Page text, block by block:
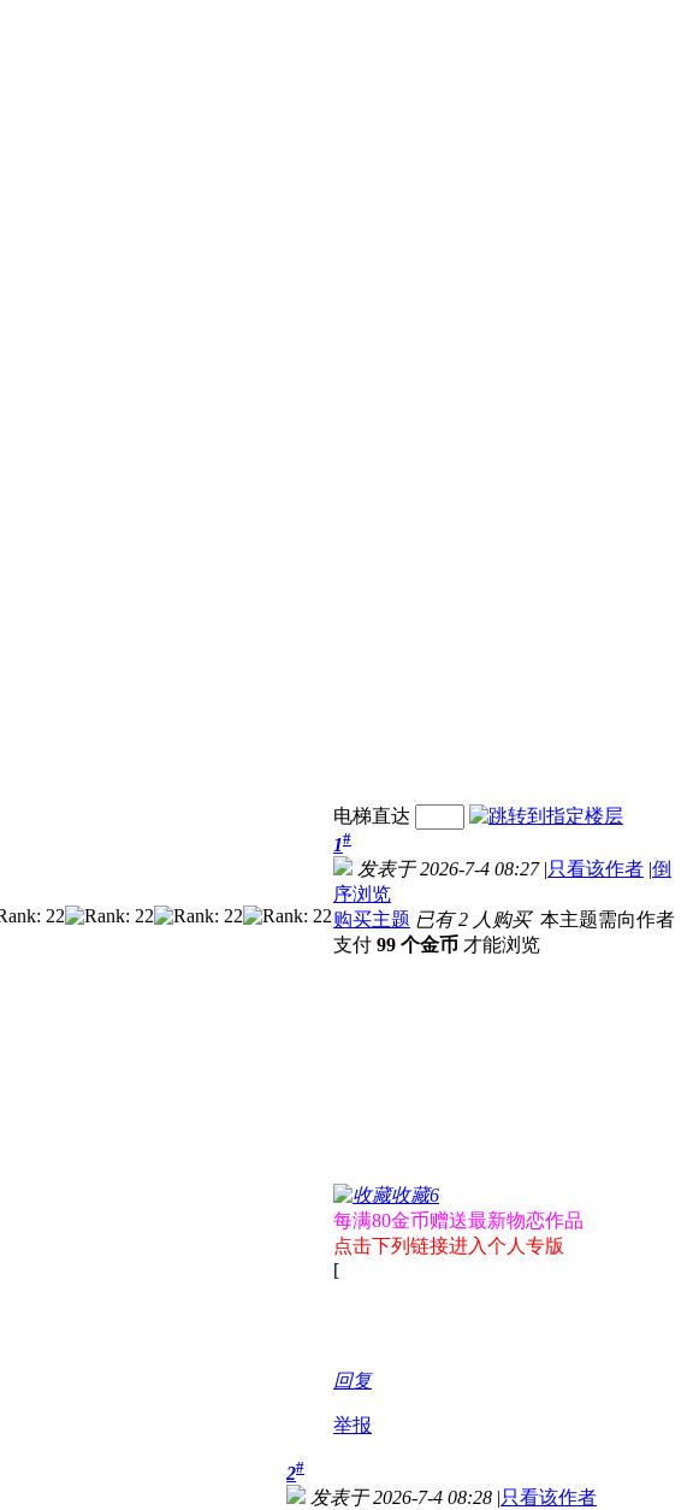
电梯直达
1#
发表于 2026-7-4 08:27 |只看该作者 |倒
序浏览
购买主题 已有 2 人购买 本主题需向作者
支付 99 个金币 才能浏览
收藏6
每满80金币赠送最新物恋作品
点击下列链接进入个人专版
[
回复
举报
2#
发表于 2026-7-4 08:28 |只看该作者